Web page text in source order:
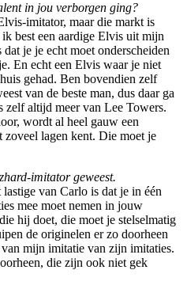
in jou verborgen ging?
imitator, maar die markt is
best een aardige Elvis uit mijn
je je echt moet onderscheiden
En echt een Elvis waar je niet
gehad. Ben bovendien zelf
van de beste man, dus daar ga
zelf altijd meer van Lee Towers.
wordt al heel gauw een
lagen kent. Die moet je
imitator geweest.
van Carlo is dat je in één
mee moet nemen in jouw
hij doet, die moet je stelselmatig
de originelen er zo doorheen
mijn imitatie van zijn imitaties.
die zijn ook niet gek